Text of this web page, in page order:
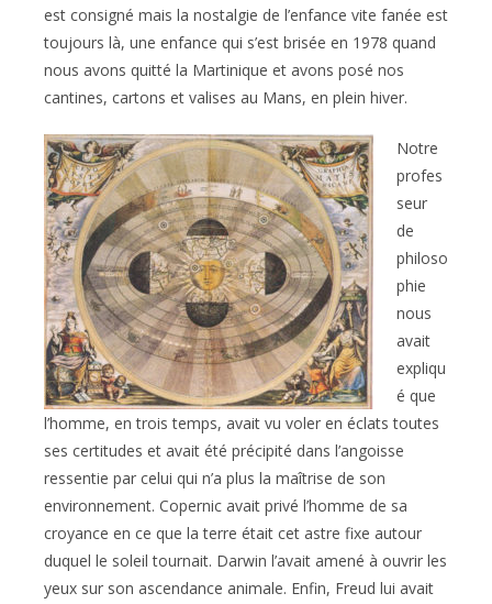
est consigné mais la nostalgie de l’enfance vite fanée est
toujours là, une enfance qui s’est brisée en 1978 quand
nous avons quitté la Martinique et avons posé nos
cantines, cartons et valises au Mans, en plein hiver.
Notre
profes
seur
de
philoso
phie
nous
avait
expliqu
é que
l’homme, en trois temps, avait vu voler en éclats toutes
ses certitudes et avait été précipité dans l’angoisse
ressentie par celui qui n’a plus la maîtrise de son
environnement. Copernic avait privé l’homme de sa
croyance en ce que la terre était cet astre fixe autour
duquel le soleil tournait. Darwin l’avait amené à ouvrir les
yeux sur son ascendance animale. Enfin, Freud lui avait